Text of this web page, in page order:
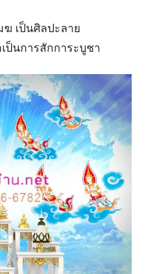
ฆ เป็นศิลปะลาย
ป็นการสักการะบูชา